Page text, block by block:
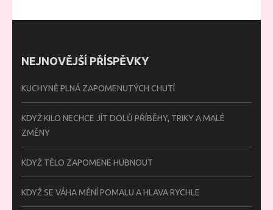
NEJNOVĚJŠÍ PŘÍSPĚVKY
KUCHYNĚ PLNÁ ZAPOMENUTÝCH CHUTÍ
KDYŽ KILO NECHCE JÍT DOLŮ PŘÍBĚHY, TRIKY A MALÉ
ZMĚNY
KDYŽ TĚLO ZAPOMENE HUBNOUT
KDYŽ SE VÁHA MĚNÍ POMALU A HLAVA RYCHLE